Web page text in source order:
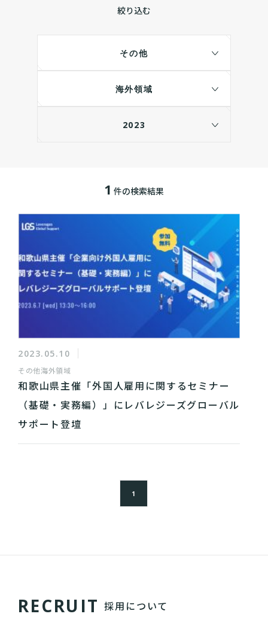
絞り込む
その他
海外領域
2023
1 件の検索結果
2023.05.10
その他海外領域
和歌山県主催「外国人雇用に関するセミナー
（基礎・実務編）」にレバレジーズグローバル
サポート登壇
1
RECRU IT 採用について